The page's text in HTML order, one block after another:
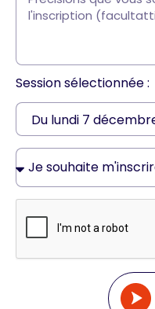
Session sélectionnée :